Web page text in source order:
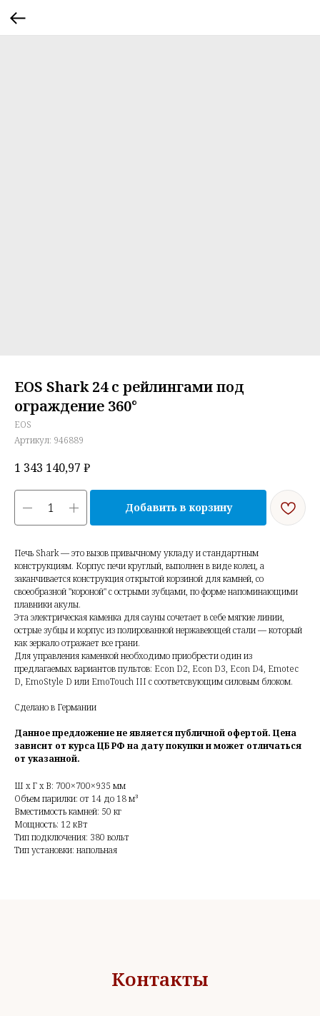
EOS Shark 24 с рейлингами под
ограждение 360°
EOS
Артикул: 946889
1 343 140,97 ₽
Добавить в корзину
Печь Shark — это вызов привычному укладу и стандартным
конструкциям. Корпус печи круглый, выполнен в виде колец, а
заканчивается конструкция открытой корзиной для камней, со
своеобразной "короной" с острыми зубцами, по форме напоминающими
плавники акулы.
Эта электрическая каменка для сауны сочетает в себе мягкие линии,
острые зубцы и корпус из полированной нержавеющей стали — который
как зеркало отражает все грани.
Для управления каменкой необходимо приобрести один из
предлагаемых вариантов пультов: Econ D2, Econ D3, Econ D4, Emotec
D, EmoStyle D или EmoTouch III с соответсвующим силовым блоком.
Сделано в Германии
Данное предложение не является публичной офертой. Цена
зависит от курса ЦБ РФ на дату покупки и может отличаться
от указанной.
Ш x Г x В: 700×700×935 мм
Объем парилки: от 14 до 18 м³
Вместимость камней: 50 кг
Мощность: 12 кВт
Тип подключения: 380 вольт
Тип установки: напольная
Контакты